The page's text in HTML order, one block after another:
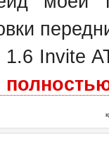
Invite